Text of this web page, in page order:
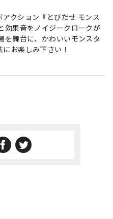
クション『とびだせ モンス
効果音をノイジークロークが
を舞台に、かわいいモンスタ
お楽しみ下さい！